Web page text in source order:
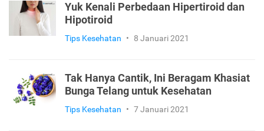
Yuk Kenali Perbedaan Hipertiroid dan
Hipotiroid
Tips Kesehatan • 8 Januari 2021
Tak Hanya Cantik, Ini Beragam Khasiat
Bunga Telang untuk Kesehatan
Tips Kesehatan • 7 Januari 2021